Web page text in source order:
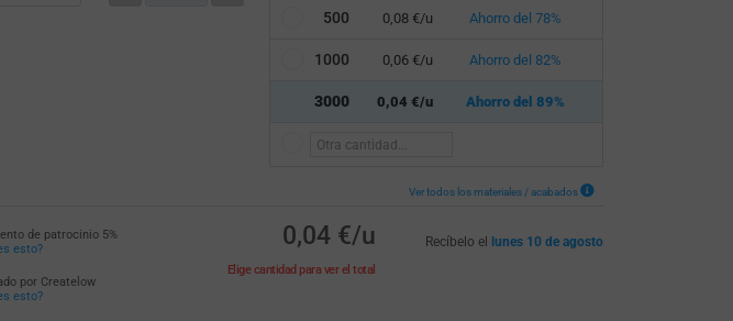
500 0,08 €/u Ahorro del 78%
1000 0,06 €/u Ahorro del 82%
3000 0,04 €/u Ahorro del 89%
Ver todos los materiales / acabados
de patrocinio 5%
esto?
por Createlow
esto?
0,04 €/u
Elige cantidad para ver el total
Recíbelo el lunes 10 de agosto